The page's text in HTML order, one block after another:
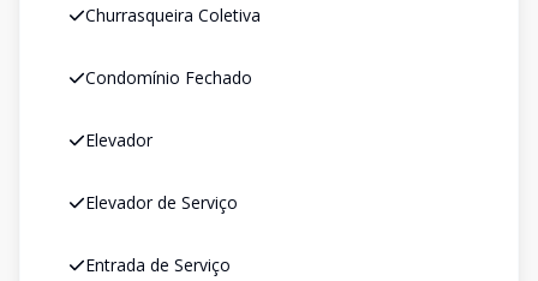
Churrasqueira Coletiva
Condomínio Fechado
Elevador
Elevador de Serviço
Entrada de Serviço